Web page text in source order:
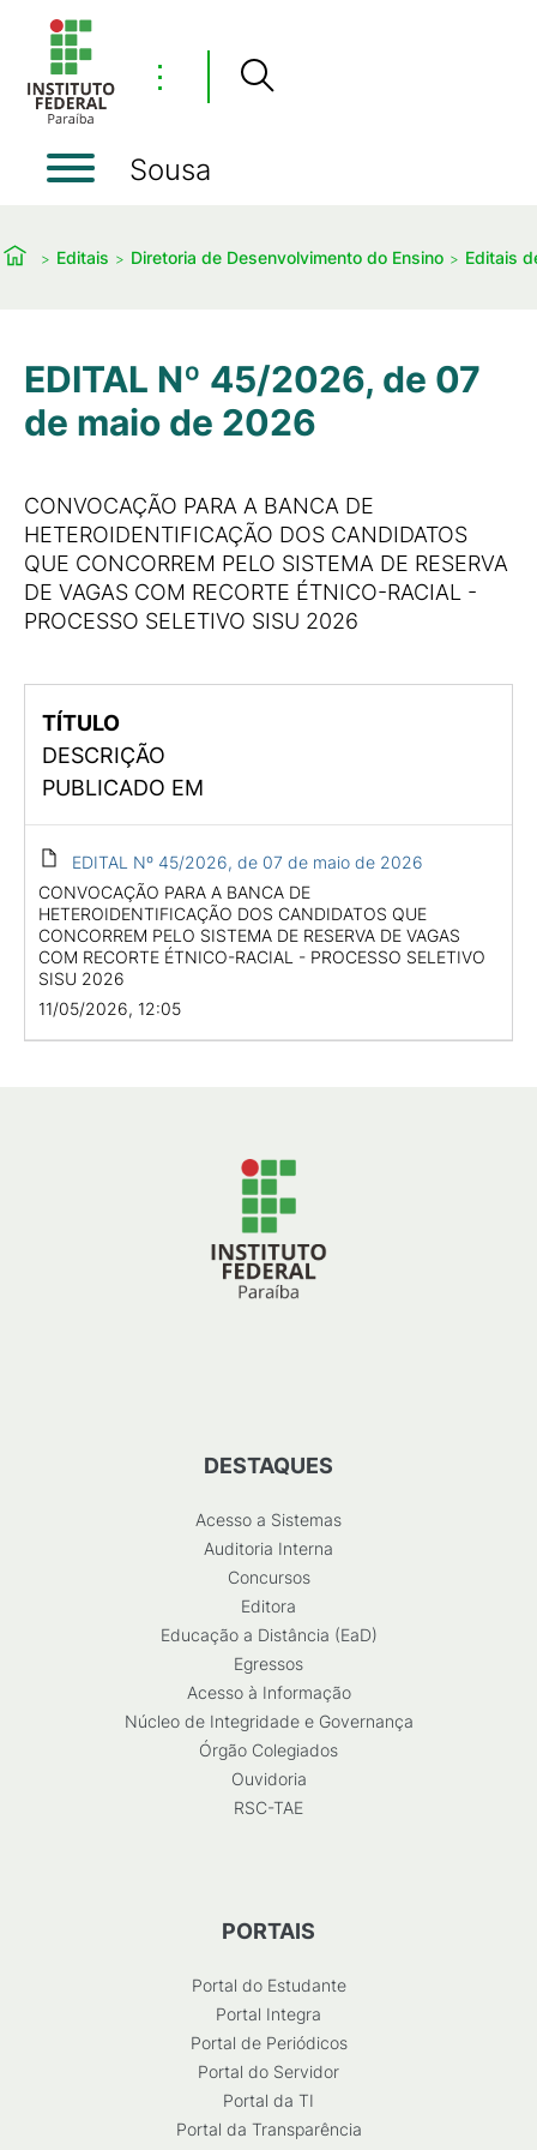
⋮
Sousa
Editais Diretoria de Desenvolvimento do Ensino Editais
EDITAL Nº 45/2026, de 07
de maio de 2026
CONVOCAÇÃO PARA A BANCA DE
HETEROIDENTIFICAÇÃO DOS CANDIDATOS
QUE CONCORREM PELO SISTEMA DE RESERVA
DE VAGAS COM RECORTE ÉTNICO-RACIAL -
PROCESSO SELETIVO SISU 2026
TÍTULO
DESCRIÇÃO
PUBLICADO EM
EDITAL Nº 45/2026, de 07 de maio de 2026
CONVOCAÇÃO PARA A BANCA DE
HETEROIDENTIFICAÇÃO DOS CANDIDATOS QUE
CONCORREM PELO SISTEMA DE RESERVA DE VAGAS
COM RECORTE ÉTNICO-RACIAL - PROCESSO SELETIVO
SISU 2026
11/05/2026, 12:05
DESTAQUES
Acesso a Sistemas
Auditoria Interna
Concursos
Editora
Educação a Distância (EaD)
Egressos
Acesso à Informação
Núcleo de Integridade e Governança
Órgão Colegiados
Ouvidoria
RSC-TAE
PORTAIS
Portal do Estudante
Portal Integra
Portal de Periódicos
Portal do Servidor
Portal da TI
Portal da Transparência